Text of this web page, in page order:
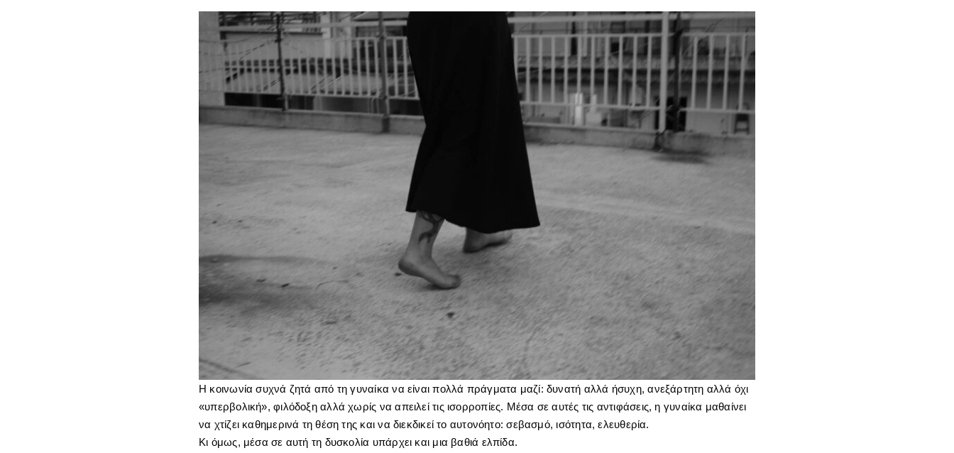
Η κοινωνία συχνά ζητά από τη γυναίκα να είναι πολλά πράγματα μαζί: δυνατή αλλά ήσυχη, ανεξάρτητη αλλά όχι
«υπερβολική», φιλόδοξη αλλά χωρίς να απειλεί τις ισορροπίες. Μέσα σε αυτές τις αντιφάσεις, η γυναίκα μαθαίνει
να χτίζει καθημερινά τη θέση της και να διεκδικεί το αυτονόητο: σεβασμό, ισότητα, ελευθερία.
Κι όμως, μέσα σε αυτή τη δυσκολία υπάρχει και μια βαθιά ελπίδα.